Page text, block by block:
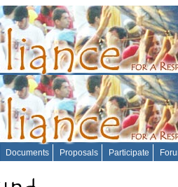
Documents Proposals Participate